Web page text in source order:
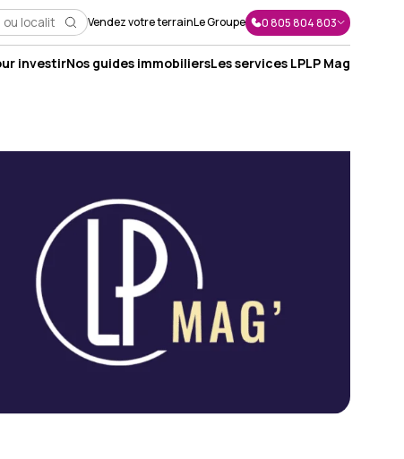
Vendez votre terrainLe Groupe 0 805 804 803
investirNos guides immobiliersLes services LPLP Mag
J'appelle un conseiller
Je suis rappelé(e)
Je prends RDV